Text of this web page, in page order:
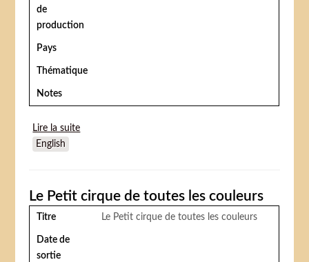
de
production
Pays
Thématique
Notes
Lire la suite
English
Le Petit cirque de toutes les couleurs
Titre Le Petit cirque de toutes les couleurs
Date de
sortie